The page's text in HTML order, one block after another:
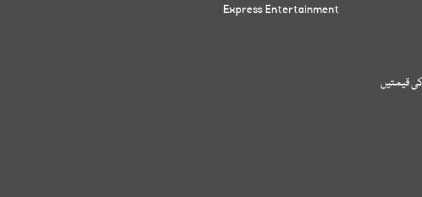
قیمتیں
Express Entertainment